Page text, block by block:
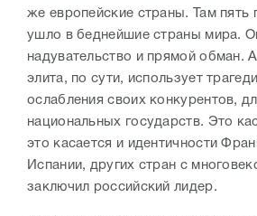
же европейские страны. Там пять
ушло в беднейшие страны мира.
надувательство и прямой обман.
элита, по сути, использует
ослабления своих конкурентов,
национальных государств. Это
это касается и идентичности
Испании, других стран с
заключил российский лидер.